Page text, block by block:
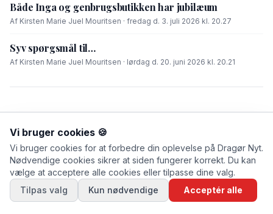
Både Inga og genbrugsbutikken har jubilæum
Af Kirsten Marie Juel Mouritsen · fredag d. 3. juli 2026 kl. 20.27
Syv spørgsmål til…
Af Kirsten Marie Juel Mouritsen · lørdag d. 20. juni 2026 kl. 20.21
Vi bruger cookies 🍪
Vi bruger cookies for at forbedre din oplevelse på Dragør Nyt.
Nødvendige cookies sikrer at siden fungerer korrekt. Du kan
vælge at acceptere alle cookies eller tilpasse dine valg.
Tilpas valg
Kun nødvendige Acceptér alle